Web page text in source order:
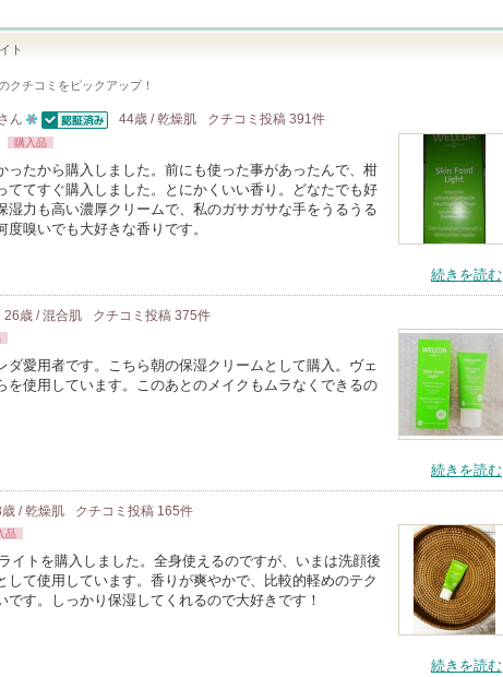
ト
クチコミをピックアップ！
ん
10
人
以
上
ン
バ
に
り
録
さ
れ
認証済
44歳 / 乾燥肌 クチコミ投稿 391件
購入品
ったから購入しました。前にも使った事があったんで、柑
ててすぐ購入しました。とにかくいい香り。どなたでも好
湿力も高い濃厚クリームで、私のガサガサな手をうるうる
嗅いでも大好きな香りです。
続きを読む
26歳 / 混合肌 クチコミ投稿 375件
ダ愛用者です。こちら朝の保湿クリームとして購入。ヴェ
を使用しています。このあとのメイクもムラなくできるの
続きを読む
/ 乾燥肌 クチコミ投稿 165件
品
イトを購入しました。全身使えるのですが、いまは洗顔後
して使用しています。香りが爽やかで、比較的軽めのテク
です。しっかり保湿してくれるので大好きです！
続きを読む